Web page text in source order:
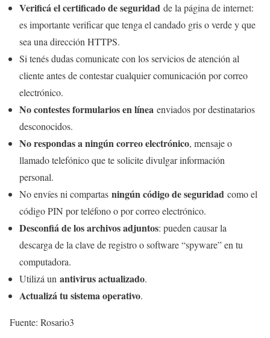
Verificá el certificado de seguridad de la página de internet:
es importante verificar que tenga el candado gris o verde y que
sea una dirección HTTPS.
Si tenés dudas comunicate con los servicios de atención al
cliente antes de contestar cualquier comunicación por correo
electrónico.
No contestes formularios en línea enviados por destinatarios
desconocidos.
No respondas a ningún correo electrónico, mensaje o
llamado telefónico que te solicite divulgar información
personal.
No envíes ni compartas ningún código de seguridad como el
código PIN por teléfono o por correo electrónico.
Desconfiá de los archivos adjuntos: pueden causar la
descarga de la clave de registro o software “spyware” en tu
computadora.
Utilizá un antivirus actualizado.
Actualizá tu sistema operativo.
Fuente: Rosario3